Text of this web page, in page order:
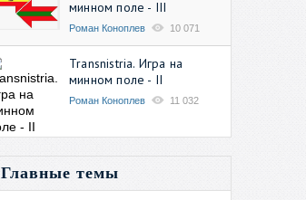
минном поле - III
Роман Коноплев 10 071
Transnistria. Игра на
минном поле - II
Роман Коноплев 11 032
Главные темы